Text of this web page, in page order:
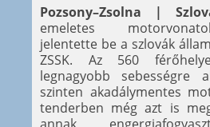
Pozsony–Zsolna |
emeletes
jelentette be a szlovák
ZSSK. Az 560
legnagyobb sebességre
szinten akadálymentes
tenderben még azt is